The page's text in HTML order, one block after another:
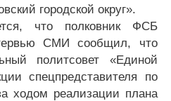
городской округ».
что полковник ФСБ
СМИ сообщил, что
политсовет «Единой
спецпредставителя по
ходом реализации плана